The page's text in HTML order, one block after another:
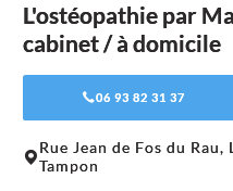
L'ostéopathie par
cabinet / à domicile
06 93 82 31 37
+
Rue Jean de Fos du
Tampon